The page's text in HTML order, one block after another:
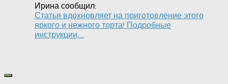
Ирина сообщил:
Статья вдохновляет на приготовление этого
яркого и нежного торта! Подробные
инструкции,...